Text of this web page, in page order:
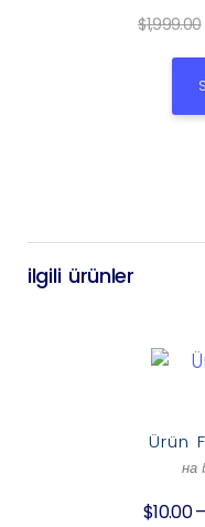
$1,999.00
ilgili ürünler
Ürün
на
$10.00